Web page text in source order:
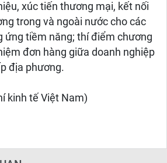
xúc tiến thương mại, kết nối
trong và ngoài nước cho các
ứng tiềm năng; thí điểm chương
đơn hàng giữa doanh nghiệp
địa phương.
kinh tế Việt Nam)